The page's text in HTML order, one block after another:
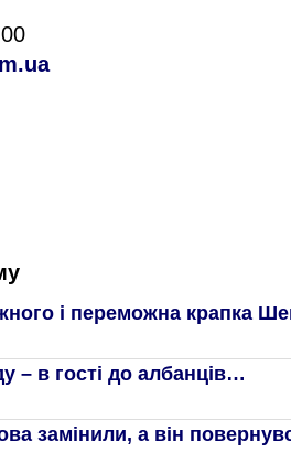
і переможна крапка
– в гості до албанців…
замінили, а він